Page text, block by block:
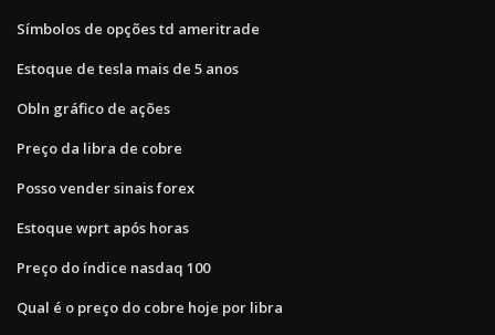
Símbolos de opções td ameritrade
Estoque de tesla mais de 5 anos
Obln gráfico de ações
Preço da libra de cobre
Posso vender sinais forex
Estoque wprt após horas
Preço do índice nasdaq 100
Qual é o preço do cobre hoje por libra